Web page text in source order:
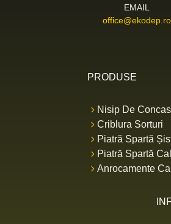
PRODUSE
Nisip De
Criblura Sorturi
Piatră Spartă
Piatră Spartă
Anrocamente
EMAIL
office@ekodep.ro